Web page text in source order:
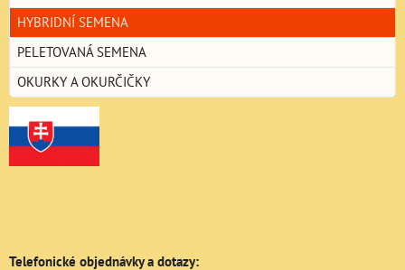
HYBRIDNÍ SEMENA
PELETOVANÁ SEMENA
OKURKY A OKURČIČKY
Telefonické objednávky a dotazy: